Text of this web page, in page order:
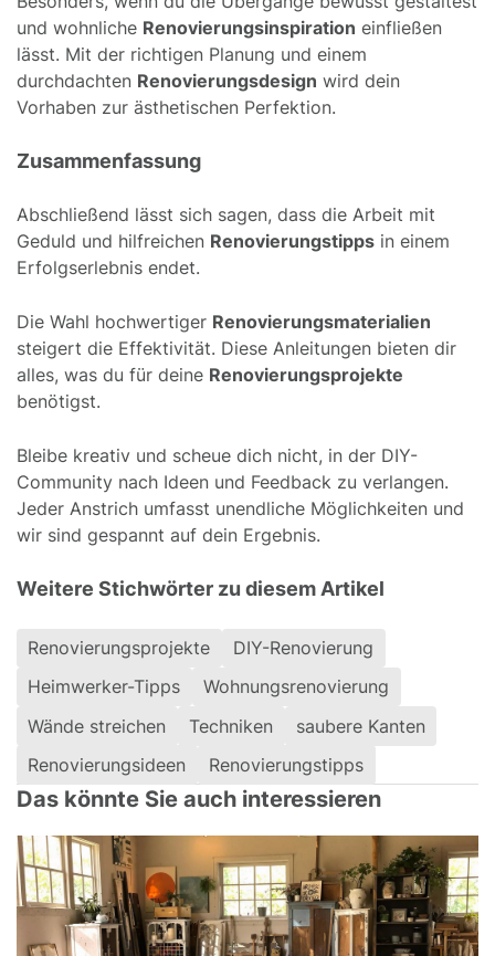
und wohnliche Renovierungsinspiration einfließen
lässt. Mit der richtigen Planung und einem
durchdachten Renovierungsdesign wird dein
Vorhaben zur ästhetischen Perfektion.
Zusammenfassung
Abschließend lässt sich sagen, dass die Arbeit mit
Geduld und hilfreichen Renovierungstipps in einem
Erfolgserlebnis endet.
Die Wahl hochwertiger Renovierungsmaterialien
steigert die Effektivität. Diese Anleitungen bieten dir
alles, was du für deine Renovierungsprojekte
benötigst.
Bleibe kreativ und scheue dich nicht, in der DIY-
Community nach Ideen und Feedback zu verlangen.
Jeder Anstrich umfasst unendliche Möglichkeiten und
wir sind gespannt auf dein Ergebnis.
Weitere Stichwörter zu diesem Artikel
Renovierungsprojekte
DIY-Renovierung
Heimwerker-Tipps
Wohnungsrenovierung
Wände streichen
Techniken
saubere Kanten
Renovierungsideen
Renovierungstipps
Das könnte Sie auch interessieren